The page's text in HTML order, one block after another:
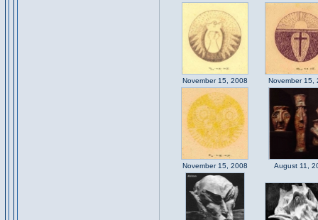
November 15, 2008 November 15,
November 15, 2008 August 11,